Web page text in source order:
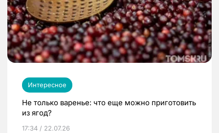
Интересное
Не только варенье: что еще можно приготовить
из ягод?
17:34 / 22.07.26